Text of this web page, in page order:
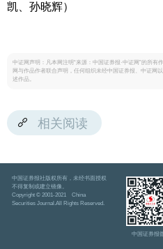
凯、孙晓辉）
中证网声明：凡本网注明“来源：中国证券报·中证网”的所有
网与作品作者联合声明，任何组织未经中国证券报、中证网
述作品。
相关阅读
中国证券报社版权所有，未经书面授权
不得复制或建立镜像。
Copyright © 2001-2021 China
Securities Journal.All Rights Reserved.
中国证券报